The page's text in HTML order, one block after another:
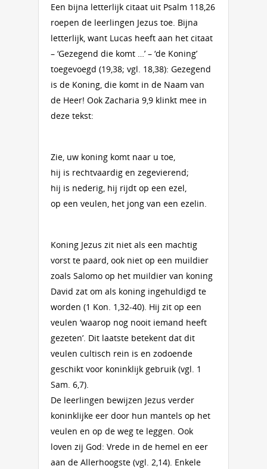
Een bijna letterlijk citaat uit Psalm 118,26
roepen de leerlingen Jezus toe. Bijna
letterlijk, want Lucas heeft aan het citaat
– ‘Gezegend die komt …’ – ‘de Koning’
toegevoegd (19,38; vgl. 18,38): Gezegend
is de Koning, die komt in de Naam van
de Heer! Ook Zacharia 9,9 klinkt mee in
deze tekst:
Zie, uw koning komt naar u toe,
hij is rechtvaardig en zegevierend;
hij is nederig, hij rijdt op een ezel,
op een veulen, het jong van een ezelin.
Koning Jezus zit niet als een machtig
vorst te paard, ook niet op een muildier
zoals Salomo op het muildier van koning
David zat om als koning ingehuldigd te
worden (1 Kon. 1,32-40). Hij zit op een
veulen ‘waarop nog nooit iemand heeft
gezeten’. Dit laatste betekent dat dit
veulen cultisch rein is en zodoende
geschikt voor koninklijk gebruik (vgl. 1
Sam. 6,7).
De leerlingen bewijzen Jezus verder
koninklijke eer door hun mantels op het
veulen en op de weg te leggen. Ook
loven zij God: Vrede in de hemel en eer
aan de Allerhoogste (vgl. 2,14). Enkele